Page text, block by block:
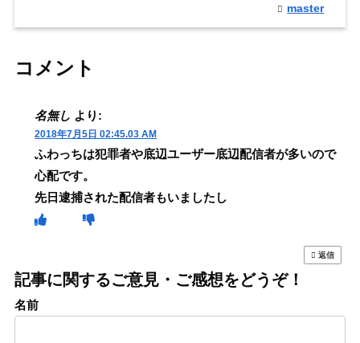
master
コメント
名無し より:
2018年7月5日 02:45.03 AM
ふわっちは犯罪者や底辺ユーザー底辺配信者が多いので
心配です。
先日逮捕された配信者もいましたし
返信
記事に関するご意見・ご感想をどうぞ！
名前